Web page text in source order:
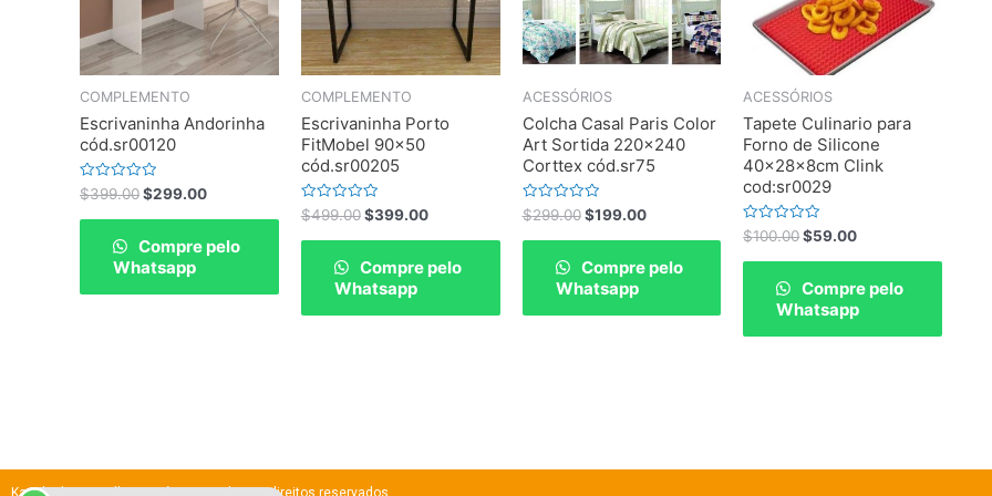
COMPLEMENTO
Escrivaninha Andorinha
cód.sr00120
Rated
0
out
$399.00$299.00
Compre pelo
Whatsapp
COMPLEMENTO
Escrivaninha Porto
FitMobel 90×50
cód.sr00205
Rated
0
out
$499.00 $399.00
Compre pelo
Whatsapp
ACESSÓRIOS
Colcha Casal Paris Color
Art Sortida 220×240
Corttex cód.sr75
Rated
0
out
$299.00 $199.00
Compre pelo
Whatsapp
ACESSÓRIOS
Tapete Culinario para
Forno de Silicone
40x28x8cm Clink
cod:sr0029
Rated
0
out
$100.00 $59.00
Compre pelo
Whatsapp
Kazalindamaravilhosa Móveis – todos os direitos reservados